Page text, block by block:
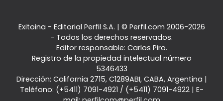
Exitoina - Editorial Perfil S.A. | © Perfil.com 2006-2026
- Todos los derechos reservados.
Editor responsable: Carlos Piro.
Registro de la propiedad intelectual número
5346433
Dirección: California 2715, C1289ABI, CABA, Argentina |
Teléfono: (+5411) 7091-4921 / (+5411) 7091-4922| E-